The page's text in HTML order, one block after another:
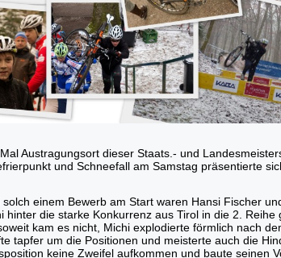
Austragungsort dieser Staats.- und
und Schneefall am Samstag präsentierte
einem Bewerb am Start waren Hansi Fischer
hinter die starke Konkurrenz aus Tirol in die 2.
kam es nicht, Michi explodierte förmlich nach
tapfer um die Positionen und meisterte auch die
keine Zweifel aufkommen und baute seinen